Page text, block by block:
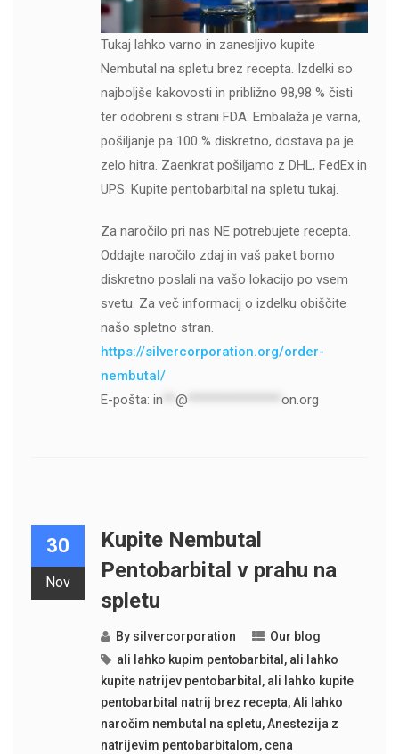
Tukaj lahko varno in zanesljivo kupite
Nembutal na spletu brez recepta. Izdelki so
najboljše kakovosti in približno 98,98 % čisti
ter odobreni s strani FDA. Embalaža je varna,
pošiljanje pa 100 % diskretno, dostava pa je
zelo hitra. Zaenkrat pošiljamo z DHL, FedEx in
UPS. Kupite pentobarbital na spletu tukaj.
Za naročilo pri nas NE potrebujete recepta.
Oddajte naročilo zdaj in vaš paket bomo
diskretno poslali na vašo lokacijo po vsem
svetu. Za več informacij o izdelku obiščite
našo spletno stran.
https://silvercorporation.org/order-
nembutal/
E-pošta: in @ on.org
30
Nov
Kupite Nembutal
Pentobarbital v prahu na
spletu
By silvercorporation
Our blog
ali lahko kupim pentobarbital , ali lahko
kupite natrijev pentobarbital , ali lahko kupite
pentobarbital natrij brez recepta,Ali lahko
naročim nembutal na spletu,Anestezija z
natrijevim pentobarbitalom, cena